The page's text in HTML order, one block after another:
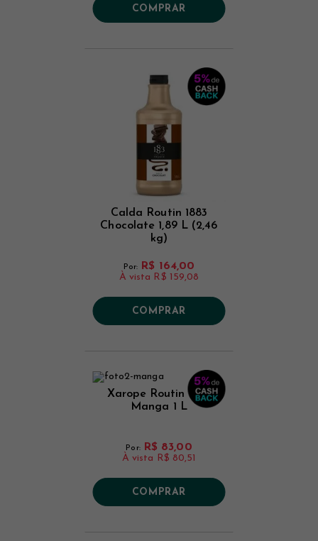
COMPRAR
Calda Routin 1883
Chocolate 1,89 L (2,46
kg)
Por: R$ 164,00
À vista R$ 159,08
COMPRAR
Xarope Routin 1883
Manga 1 L
Por: R$ 83,00
À vista R$ 80,51
COMPRAR